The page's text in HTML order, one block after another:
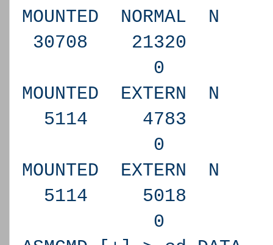
MOUNTED
30708
0 Y
MOUNTED
5114
0 N
MOUNTED
5114
0 N